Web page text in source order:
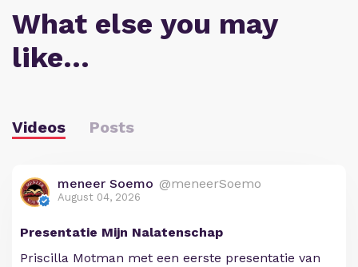
What else you may
like…
Videos Posts
meneer Soemo @meneerSoemo
August 04, 2026
Presentatie Mijn Nalatenschap
Priscilla Motman met een eerste presentatie van